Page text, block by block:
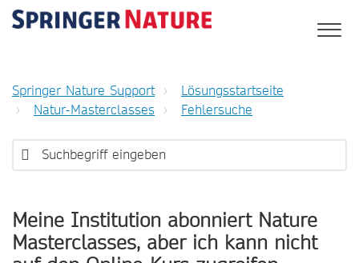
Springer Nature Support
Lösungsstartseite
Natur-Masterclasses
Fehlersuche
Meine Institution abonniert Nature
Masterclasses, aber ich kann nicht